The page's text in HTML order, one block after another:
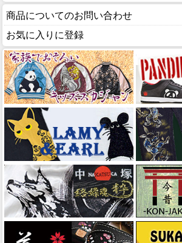
商品についてのお問い合わせ
お気に入りに登録